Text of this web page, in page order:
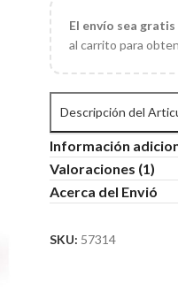
El envío sea
al carrito para
Descripción del
Información
Valoraciones (1)
Acerca del Envió
SKU: 57314